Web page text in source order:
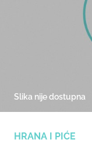
HRANA I PIĆE
Slika nije dostupna